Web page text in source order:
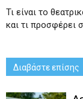
Τι είναι το
και τι προσφέρει
Διαβάστε επίσης